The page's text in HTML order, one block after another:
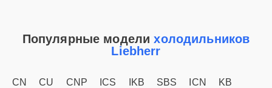
Популярные моделихолодильников
Liebherr
CN CU CNP ICS IKB SBS ICN
KB